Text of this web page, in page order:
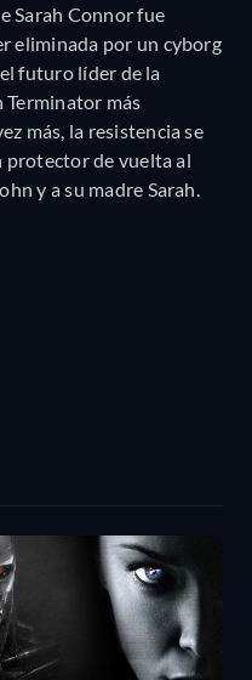
Sarah Connor fue
eliminada por un cyborg
futuro líder de la
Terminator más
más, la resistencia se
protector de vuelta al
y a su madre Sarah.